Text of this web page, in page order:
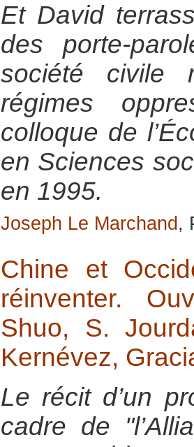
Et David
des porte-
société civile
régimes
colloque de
en Sciences
en 1995.
Joseph Le Marchand ,
Chine et
réinventer.
Shuo, S.
Kernévez,
Le récit d’un
cadre de